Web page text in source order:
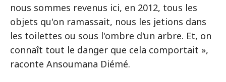
nous sommes revenus ici, en 2012, tous les
objets qu'on ramassait, nous les jetions dans
les toilettes ou sous l'ombre d'un arbre. Et, on
connaît tout le danger que cela comportait »,
raconte Ansoumana Diémé.